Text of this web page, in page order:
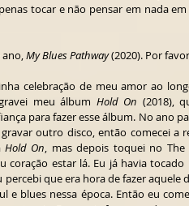
tocar e não pensar em nada
My Blues Pathway (2020). Por
celebração de meu amor ao
meu álbum Hold On (2018),
para fazer esse álbum. No ano
outro disco, então comecei a
Hold On, mas depois toquei no The
coração estar lá. Eu já havia tocado
que era hora de fazer aquele
e blues nessa época. Então eu